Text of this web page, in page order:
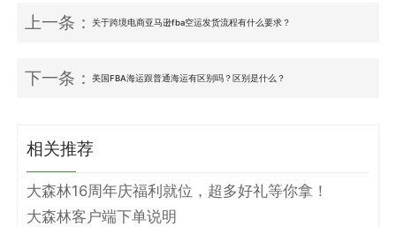
上一条：关于跨境电商亚马逊fba空运发货流程有什么要求？
下一条：美国FBA海运跟普通海运有区别吗？区别是什么？
相关推荐
大森林16周年庆福利就位，超多好礼等你拿！
大森林客户端下单说明